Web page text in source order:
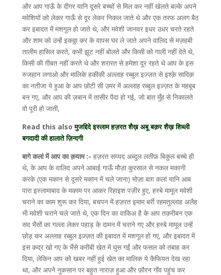
और आप गाऊँ के दीगर यानि दूसरे बच्चों से मिल कर नहीं खेलते बल्के अपने
मवेशियों को लेकर गाऊँ से दूर लेकर निकल जाते थे और एक तरफ अलग बैठ
कर इबादत में मशगूल हो जाते थे, और मवेशी जानवर इधर उधर चरते रहते
और शाम को उन्हें इकठ्ठा कर के वापस घर ले जाते अपने वालिद से मज़हबी
तालीम हासिल करते, कभी झूट नहीं बोलते और किसी को गाली नहीं देते थे,
किसी की ग़ीबत नहीं करते थे और शरारत से हमेशा दूर रहते थे आप के इस
रुजहान लगाओ और मालिके हकीकी अल्लाह रब्बुल इज़्ज़त से इश्क़े सादिक़
का नतीजा ये हुआ के आप छोटी सी उमर में अल्लाह रब्बुल इज़्ज़त के महबूब
बन गए, और आप की ज़बान में तासीर पैदा हो गई, जो बात मुँह से निकालते
वो पूरी हो जाती,
Read this alsoमुजद्दिदे इस्लाम हज़रत शैख़ अबू बक़र शैख़ शिब्ली
बगदादी की हालाते ज़िन्दगी
बागे कलां में आप का क़याम :- हज़रत सय्यद अब्दुल लतीफ़ बिकुल बच्चे ही
थे, के आप के वालिद अपने आबाई गाऊँ मौज़ा कुरसाल से नकल मकानी
करके (एक मकान से दूसरे मकान में चले जाना) मोज़ा बाग़ कलां यानि आब
पारा इस्लामाबाद के मकाम पर आकर रिहाइश पज़ीर हुए, हस्बे मामूल मवेशी
चराने का काम शुरू कर दिया, बचपन में हज़रत इमाम बर्री रहमतुल्लाह अलैह
भी मवेशी चराने चले जाते थे, एक दिन का वाकिअ है के आप तक़रीबन एक
सद भैंसों का गल्ला लेकर पहाड़ के दामन में चराने गए और हस्बे मामूल उन्हें
छोड़ कर अल्लाह रब्बुल इज़्ज़त की इबादत में मशगूल हो गए, और इबादत में
इस क़द्र खो गए के भैंसे करीबी खेत में घुस गईं और फसल को तबाह कर
दिया, लेकिन आप को खबर नहीं हुई खेत का मालिक ये कैफियत देख रहा
था, और अपने नुकसान पर बहुत नाराज़ हुआ और फ़ौरन गाँव पहुंच कर